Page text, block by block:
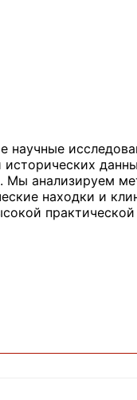
научные
исторических
Мы анализируем
находки и